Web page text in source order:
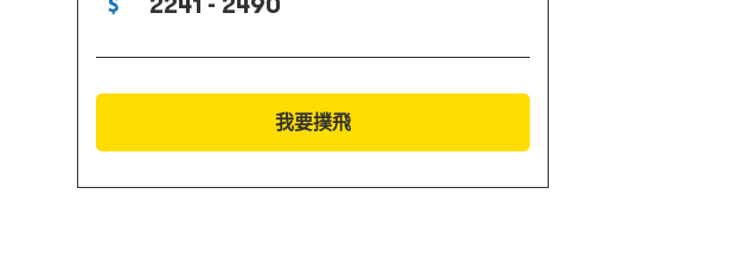
我要撲飛